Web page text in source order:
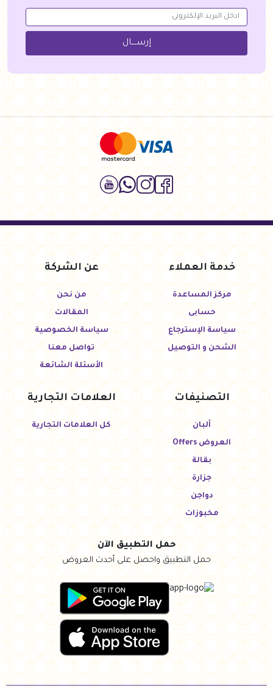
إرســــال
خدمة العملاء
مركز المساعدة
حسابى
سياسة الإسترجاع
الشحن و التوصيل
عن الشركة
من نحن
المقالات
سياسة الخصوصية
تواصل معنا
الأسئلة الشائعة
التصنيفات
ألبان
العروض Offers
بقالة
جزارة
دواجن
مخبوزات
العلامات التجارية
كل العلامات التجارية
حمل التطبيق الآن
حمل التطبيق واحصل على أحدث العروض